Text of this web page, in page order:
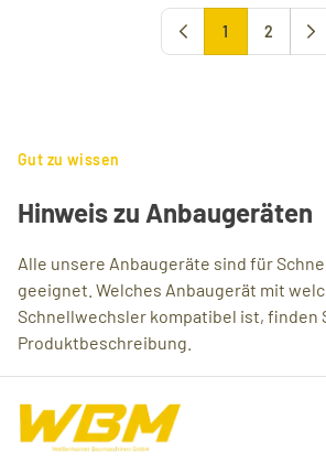
1 2
Gut zu wissen
Hinweis zu Anbaugeräten
Alle unsere Anbaugeräte sind für
geeignet. Welches Anbaugerät mit
Schnellwechsler kompatibel ist, finden
Produktbeschreibung.